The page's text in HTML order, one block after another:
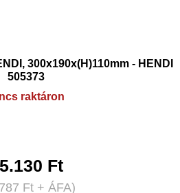
300x190x(H)110mm - HENDI
505373
raktáron
Ft
Ft+ ÁFA)